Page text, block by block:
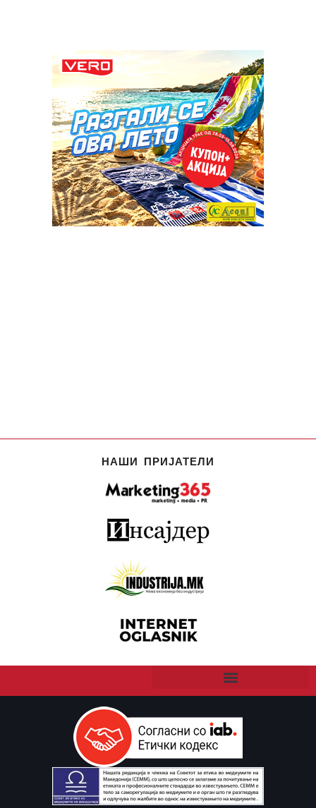
НАШИ ПРИЈАТЕЛИ